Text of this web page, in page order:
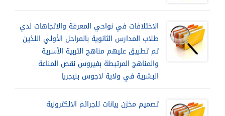
الاختلافات في نواحي المعرفة والاتجاهات لدي
طلاب المدارس الثانوية بالمراحل الأولي اللذين
تم تطبيق عليهم مناهج التربية الأسرية
والمناهج المرتبطة بفيروس نقص المناعة
البشرية في ولاية لاجوس بنيجريا
تصميم مخزن بيانات للجرائم الالكترونية